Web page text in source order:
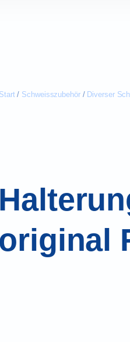
Start/ Schweisszubehör/ Diverser
original